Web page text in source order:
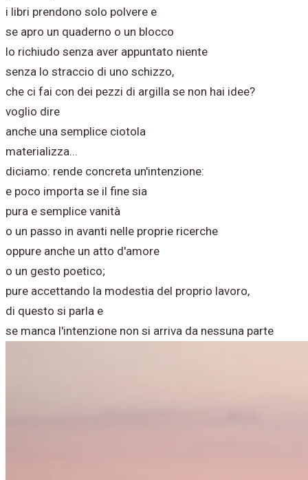
i libri prendono solo polvere e
se apro un quaderno o un blocco
lo richiudo senza aver appuntato niente
senza lo straccio di uno schizzo,
che ci fai con dei pezzi di argilla se non hai idee?
voglio dire
anche una semplice ciotola
materializza...
diciamo: rende concreta un'intenzione:
e poco importa se il fine sia
pura e semplice vanità
o un passo in avanti nelle proprie ricerche
oppure anche un atto d'amore
o un gesto poetico;
pure accettando la modestia del proprio lavoro,
di questo si parla e
se manca l'intenzione non si arriva da nessuna parte